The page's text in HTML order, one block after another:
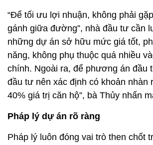
“Để tối ưu lợi nhuận, không phải
gánh giữa đường”, nhà đầu tư cần
những dự án sở hữu mức giá tốt,
năng, không phụ thuộc quá nhiều
chính. Ngoài ra, để phương án đầu
đầu tư nên xác định có khoản nhàn
40% giá trị căn hộ”, bà Thủy nhấn
Pháp lý dự án rõ ràng
Pháp lý luôn đóng vai trò then chốt